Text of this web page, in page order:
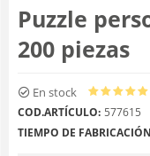
Puzzle
200 piezas
En stock
COD.ARTÍCULO: 577615
TIEMPO DE